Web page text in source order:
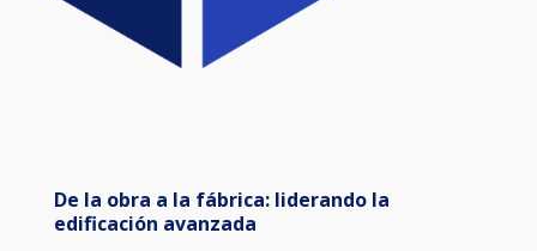
De la obra a la fábrica: liderando la
edificación avanzada